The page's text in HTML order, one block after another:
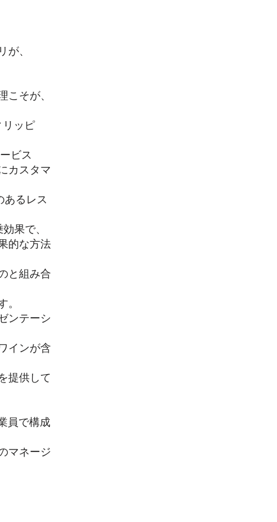
、
そが、
ッピ
ビス
カスタマ
あるレス
果で、
的な方法
と組み合
ンテーシ
インが含
提供して
員で構成
マネージ